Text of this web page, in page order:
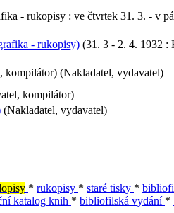
- rukopisy : ve čtvrtek 31. 3. - v
- rukopisy) (31. 3 - 2. 4. 1932 :
kompilátor) (Nakladatel, vydavatel)
kompilátor)
(Nakladatel, vydavatel)
* rukopisy * staré tisky *
katalog knih * bibliofilská vydání *